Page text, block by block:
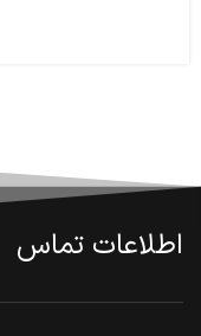
اطلاعات تماس